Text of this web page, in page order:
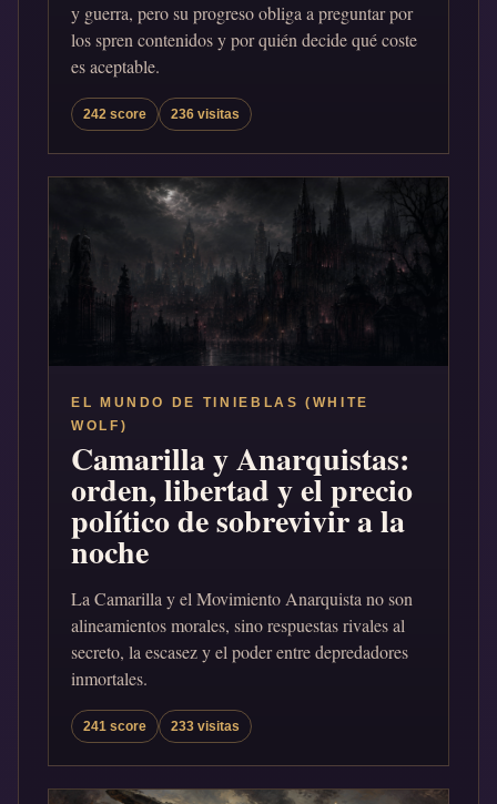
y guerra, pero su progreso obliga a preguntar por
los spren contenidos y por quién decide qué coste
es aceptable.
242 score 236 visitas
EL MUNDO DE TINIEBLAS (WHITE
WOLF)
Camarilla y Anarquistas:
orden, libertad y el precio
político de sobrevivir a la
noche
La Camarilla y el Movimiento Anarquista no son
alineamientos morales, sino respuestas rivales al
secreto, la escasez y el poder entre depredadores
inmortales.
241 score 233 visitas